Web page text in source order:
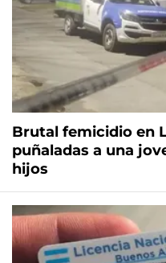
Brutal femicidio en
puñaladas a una
hijos